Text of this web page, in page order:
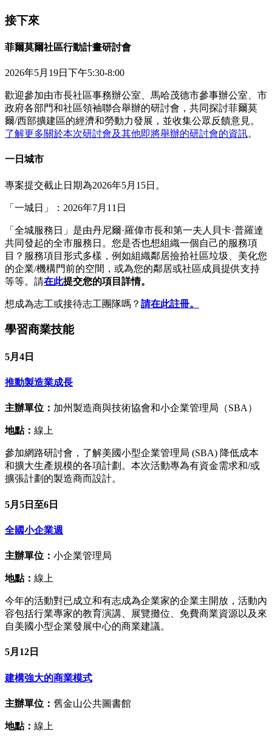
接下來
菲爾莫爾社區行動計畫研討會
2026年5月19日下午5:30-8:00
歡迎參加由市長社區事務辦公室、馬哈茂德市參事辦公室、市
政府各部門和社區領袖聯合舉辦的研討會，共同探討菲爾莫
爾/西部擴建區的經濟和勞動力發展，並收集公眾反饋意見。
了解更多關於本次研討會及其他即將舉辦的研討會的資訊。
一日城市
專案提交截止日期為2026年5月15日。
「一城日」：2026年7月11日
「全城服務日」是由丹尼爾·羅偉市長和第一夫人貝卡·普羅達
共同發起的全市服務日。您是否也想組織一個自己的服務項
目？服務項目形式多樣，例如組織鄰居撿拾社區垃圾、美化您
的企業/機構門前的空間，或為您的鄰居或社區成員提供支持
等等。請在此提交您的項目詳情。
想成為志工或接待志工團隊嗎？ 請在此註冊。
學習商業技能
5月4日
推動製造業成長
主辦單位： 加州製造商與技術協會和小企業管理局（SBA）
地點： 線上
參加網路研討會，了解美國小型企業管理局 (SBA) 降低成本
和擴大生產規模的各項計劃。本次活動專為有資金需求和/或
擴張計劃的製造商而設計。
5月5日至6日
全國小企業週
主辦單位： 小企業管理局
地點： 線上
今年的活動對已成立和有志成為企業家的企業主開放，活動內
容包括行業專家的教育演講、展覽攤位、免費商業資源以及來
自美國小型企業發展中心的商業建議。
5月12日
建構強大的商業模式
主辦單位： 舊金山公共圖書館
地點： 線上